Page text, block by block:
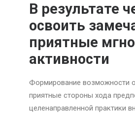
В результате
освоить
приятные
активности
Формирование возможности
приятные стороны хода
целенаправленной практики